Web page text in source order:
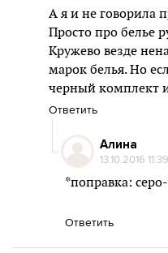
А я и не говорила
Просто про белье
Кружево везде
марок белья. Но
черный комплект
Ответить
Алина
13.10.2016 11:39
*поправка:
Ответить